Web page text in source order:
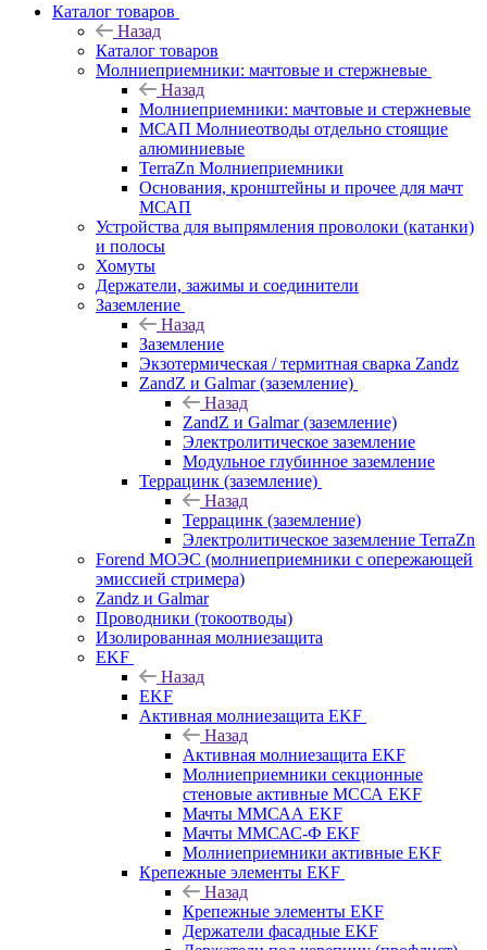
Каталог товаров
Назад
Каталог товаров
Молниеприемники: мачтовые и стержневые
Назад
Молниеприемники: мачтовые и стержневые
МСАП Молниеотводы отдельно стоящие
алюминиевые
TerraZn Молниеприемники
Основания, кронштейны и прочее для мачт
МСАП
Устройства для выпрямления проволоки (катанки)
и полосы
Хомуты
Держатели, зажимы и соединители
Заземление
Назад
Заземление
Экзотермическая / термитная сварка Zandz
ZandZ и Galmar (заземление)
Назад
ZandZ и Galmar (заземление)
Электролитическое заземление
Модульное глубинное заземление
Террацинк (заземление)
Назад
Террацинк (заземление)
Электролитическое заземление TerraZn
Forend МОЭС (молниеприемники с опережающей
эмиссией стримера)
Zandz и Galmar
Проводники (токоотводы)
Изолированная молниезащита
EKF
Назад
EKF
Активная молниезащита EKF
Назад
Активная молниезащита EKF
Молниеприемники секционные
стеновые активные МССА EKF
Мачты ММСАА EKF
Мачты ММСАС-Ф EKF
Молниеприемники активные EKF
Крепежные элементы EKF
Назад
Крепежные элементы EKF
Держатели фасадные EKF